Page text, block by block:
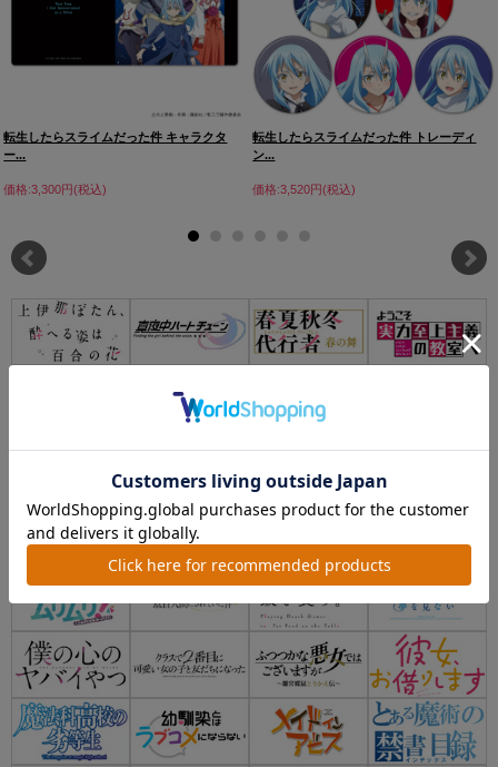
転生したらスライムだった件 キャラクタ
ー...
価格:3,300円(税込)
転生したらスライムだった件 トレーディ
ン...
価格:3,520円(税込)